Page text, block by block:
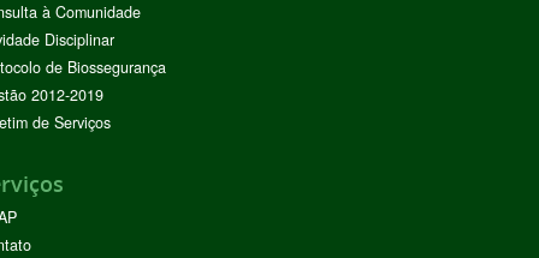
à Comunidade
Disciplinar
de Biossegurança
2012-2019
de Serviços